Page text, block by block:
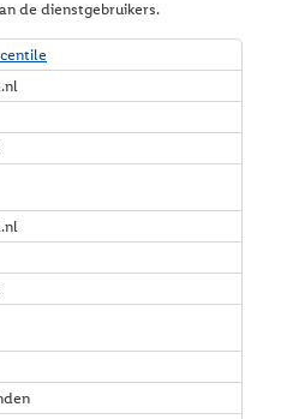
de dienstgebruikers.